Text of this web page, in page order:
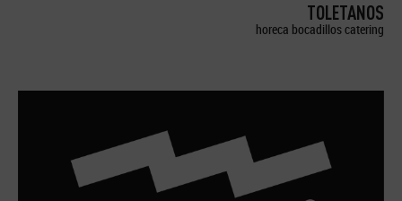
TOLETANOS
horeca bocadillos catering